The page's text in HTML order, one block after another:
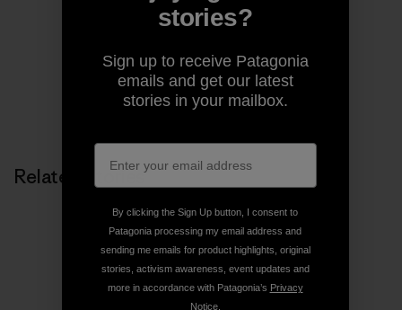
Patagonia in Ventura, California.
Related Stories
stories?
Sign up to receive Patagonia
emails and get our latest
stories in your mailbox.
By clicking the Sign Up button, I consent to
Patagonia processing my email address and
sending me emails for product highlights, original
stories, activism awareness, event updates and
more in accordance with Patagonia’s Privacy
Notice.